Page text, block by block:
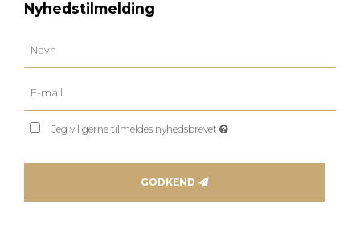
Nyhedstilmelding
Jeg vil gerne tilmeldes nyhedsbrevet
GODKEND